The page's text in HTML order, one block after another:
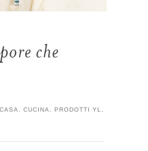
che
, CUCINA, PRODOTTI YL,